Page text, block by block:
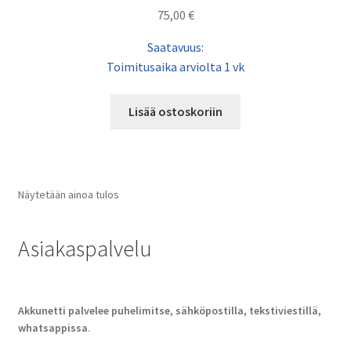
75,00 €
Saatavuus:
Toimitusaika arviolta 1 vk
Lisää ostoskoriin
Näytetään ainoa tulos
Asiakaspalvelu
Akkunetti palvelee puhelimitse, sähköpostilla, tekstiviestillä,
whatsappissa.